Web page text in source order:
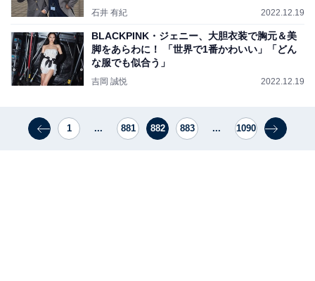
石井 有紀 2022.12.19
BLACKPINK・ジェニー、大胆衣装で胸元＆美
脚をあらわに！ 「世界で1番かわいい」「どん
な服でも似合う」
吉岡 誠悦 2022.12.19
1 ... 881 882 883 ... 1090